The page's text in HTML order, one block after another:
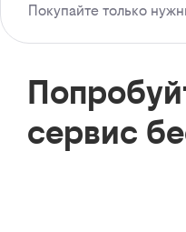
Покупайте только
сервис